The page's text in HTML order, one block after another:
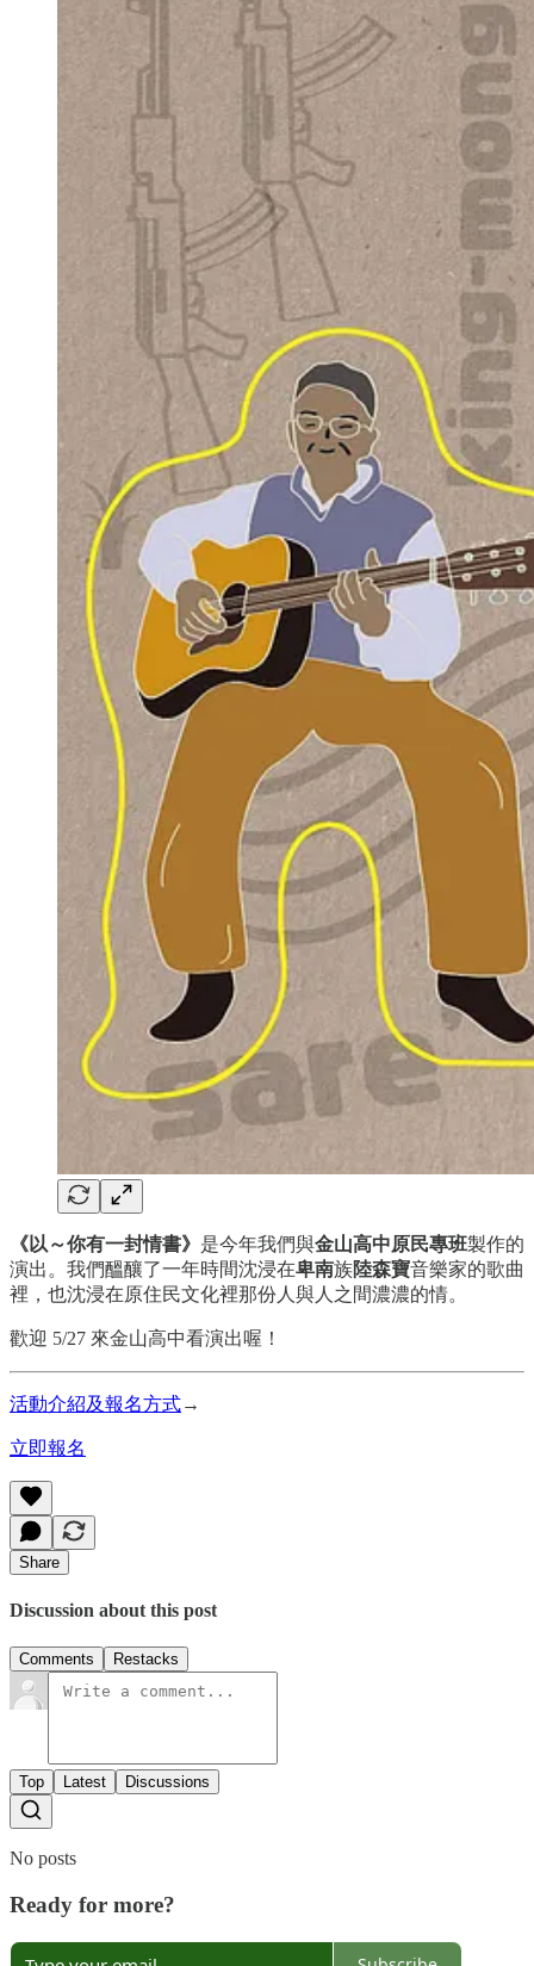
《以～你有一封情書》 是今年我們與金山高中原民專班製作的
演出。我們醞釀了一年時間沈浸在卑南族陸森寶音樂家的歌曲
裡，也沈浸在原住民文化裡那份人與人之間濃濃的情。
歡迎 5/27 來金山高中看演出喔！
活動介紹及報名方式→
立即報名
Share
Discussion about this post
Comments Restacks
Top Latest Discussions
No posts
Ready for more?